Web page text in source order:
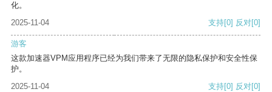
化。
2025-11-04
支持[0] 反对[0]
游客
这款加速器VPM应用程序已经为我们带来了无限的隐私保护和安全性保
护。
2025-11-04
支持[0] 反对[0]